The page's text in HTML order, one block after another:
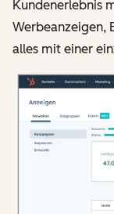
Kundenerlebnis
Werbeanzeigen,
alles mit einer